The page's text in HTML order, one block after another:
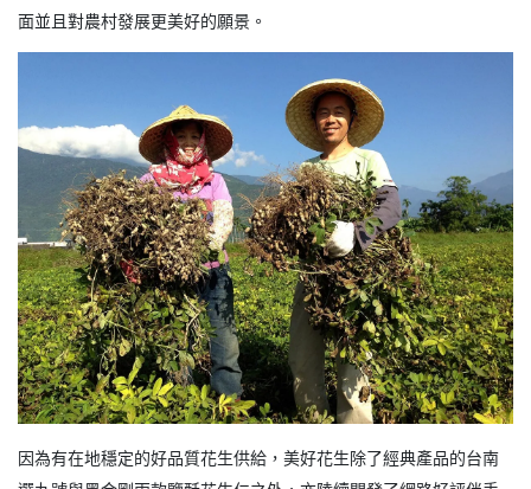
面並且對農村發展更美好的願景。
因為有在地穩定的好品質花生供給，美好花生除了經典產品的台南